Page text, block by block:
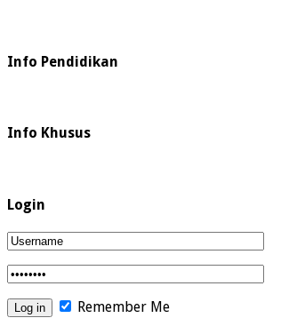
Info Pendidikan
Info Khusus
Login
Remember Me